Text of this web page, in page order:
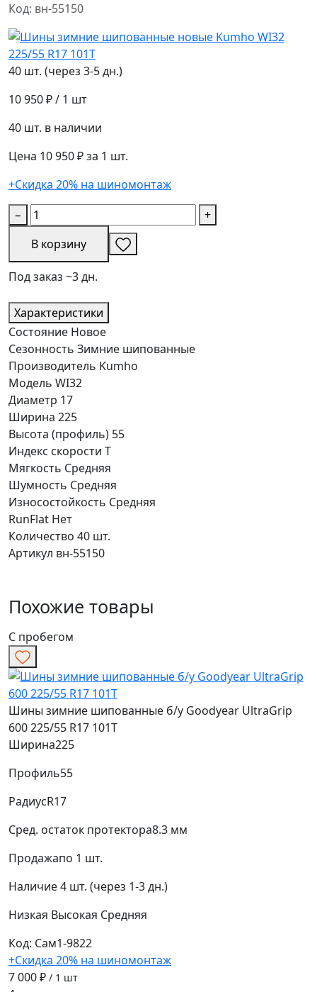
Код: вн-55150
40 шт. (через 3-5 дн.)
10 950 ₽/ 1 шт
40 шт. в наличии
Цена 10 950 ₽ за 1 шт.
+Скидка 20% на шиномонтаж
−
+
В корзину
Под заказ ~3 дн.
Характеристики
Состояние Новое
Сезонность Зимние шипованные
Производитель Kumho
Модель WI32
Диаметр 17
Ширина 225
Высота (профиль) 55
Индекс скорости T
Мягкость Средняя
Шумность Средняя
Износостойкость Средняя
RunFlat Нет
Количество 40 шт.
Артикул вн-55150
Похожие товары
С пробегом
Шины зимние шипованные б/у Goodyear UltraGrip
600 225/55 R17 101T
Ширина225
Профиль55
РадиусR17
Сред. остаток протектора8.3 мм
Продажапо 1 шт.
Наличие4 шт. (через 1-3 дн.)
Низкая Высокая Средняя
Код: Сам1-9822
+Скидка 20% на шиномонтаж
7 000 ₽ / 1 шт